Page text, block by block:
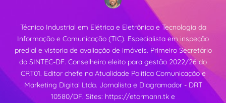
Técnico Industrial em Elétrica e Eletrônica e Tecnologia da
Informação e Comunicação (TIC). Especialista em inspeção
predial e vistoria de avaliação de imóveis. Primeiro Secretário
do SINTEC-DF. Conselheiro eleito para gestão 2022/26 do
CRT01. Editor chefe na Atualidade Política Comunicação e
Marketing Digital Ltda. Jornalista e Diagramador - DRT
10580/DF. Sites: https://etormann.tk e